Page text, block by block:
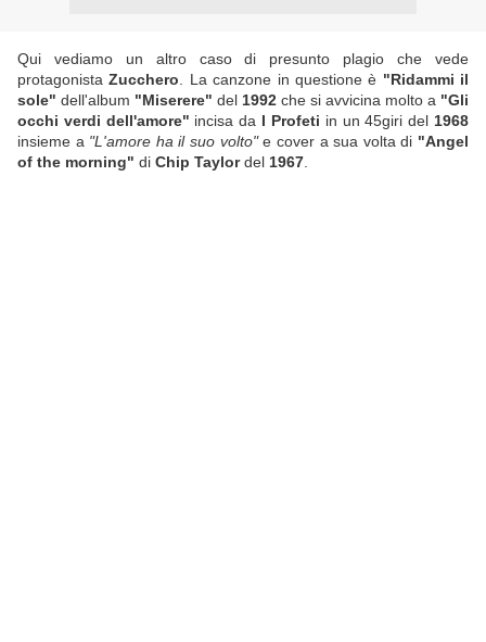
Qui vediamo un altro caso di presunto plagio che vede
protagonistaZucchero . La canzone in questione è "Ridammi il
sole" dell'album "Miserere" del 1992 che si avvicina molto a "Gli
occhi verdi dell'amore" incisa da I Profeti in un 45giri del 1968
insieme a "L'amore ha il suo volto"e cover a sua volta di "Angel
of the morning" di Chip Taylordel 1967